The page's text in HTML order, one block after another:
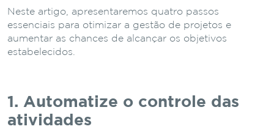
Neste artigo, apresentaremos quatro passos
essenciais para otimizar a gestão de projetos e
aumentar as chances de alcançar os objetivos
estabelecidos.
1. Automatize o controle das
atividades